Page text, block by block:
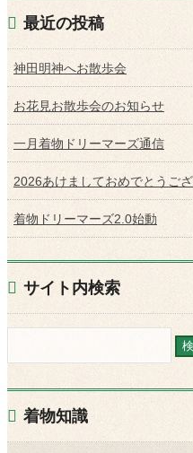
最近の投稿
神田明神へお散歩会
お花見お散歩会のお知らせ
一月着物ドリーマーズ通信
2026あけましておめでとうござ
着物ドリーマーズ2.0始動
サイト内検索
着物知識